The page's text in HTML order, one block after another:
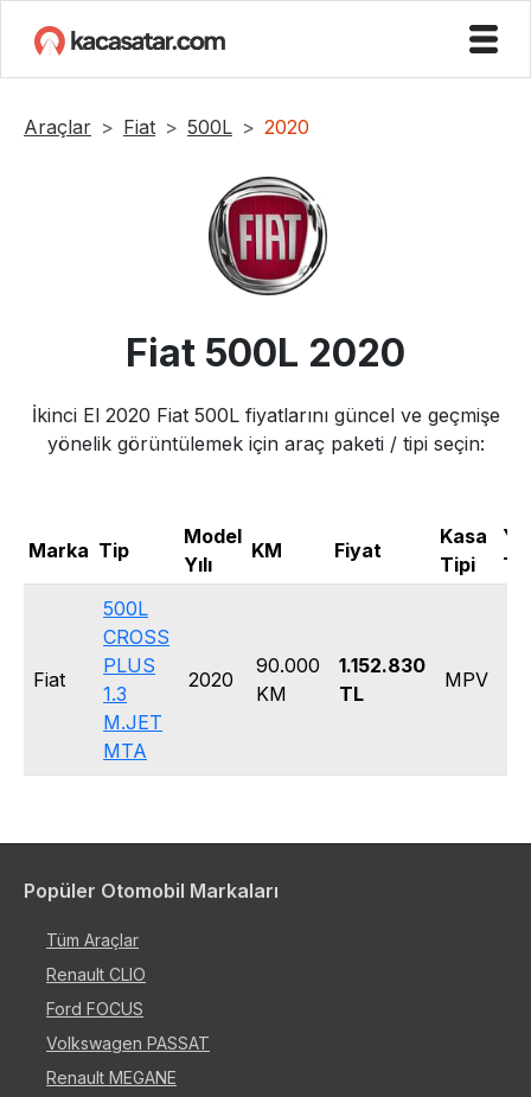
Araçlar Fiat 500L 2020
Fiat 500L 2020
İkinci El 2020 Fiat 500Lfiyatlarını güncel ve geçmişe
yönelik görüntülemek için araç paketi / tipi seçin:
Marka Tip
Model
Yılı
KM Fiyat
Kasa
Tipi
Fiat
500L
CROSS
PLUS
1.3
M.JET
MTA
2020
90.000
KM
1.152.830
TL
MPV
Popüler Otomobil Markaları
Tüm Araçlar
Renault CLIO
Ford FOCUS
Volkswagen PASSAT
Renault MEGANE